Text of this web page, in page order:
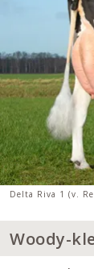
Delta Riva 1 (v.
Woody-